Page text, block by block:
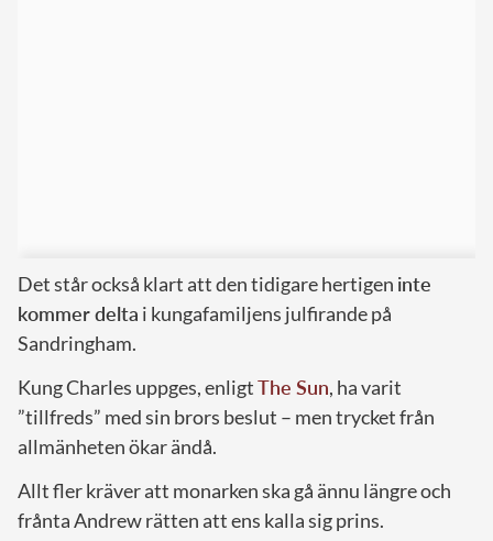
Det står också klart att den tidigare hertigen inte
kommer delta i kungafamiljens julfirande på
Sandringham.
Kung Charles uppges, enligtThe Sun, ha varit
”tillfreds” med sin brors beslut – men trycket från
allmänheten ökar ändå.
Allt fler kräver att monarken ska gå ännu längre och
frånta Andrew rätten att ens kalla sig prins.